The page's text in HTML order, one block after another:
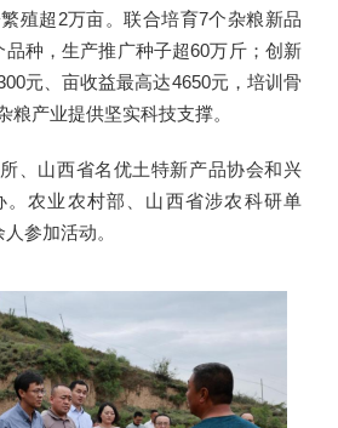
殖超2万亩。联合培育7个杂粮新品
种，生产推广种子超60万斤；创新
元、亩收益最高达4650元，培训骨
粮产业提供坚实科技支撑。
、山西省名优土特新产品协会和兴
。农业农村部、山西省涉农科研单
参加活动。